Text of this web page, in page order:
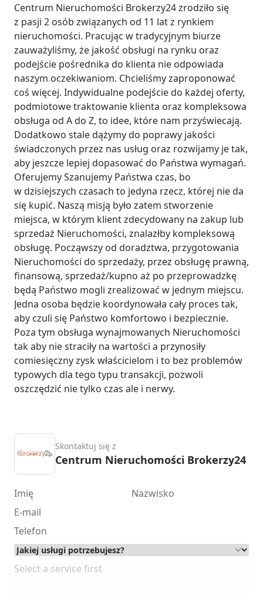
Centrum Nieruchomości Brokerzy24 zrodziło się
z pasji 2 osób związanych od 11 lat z rynkiem
nieruchomości. Pracując w tradycyjnym biurze
zauważyliśmy, że jakość obsługi na rynku oraz
podejście pośrednika do klienta nie odpowiada
naszym oczekiwaniom. Chcieliśmy zaproponować
coś więcej. Indywidualne podejście do każdej oferty,
podmiotowe traktowanie klienta oraz kompleksowa
obsługa od A do Z, to idee, które nam przyświecają.
Dodatkowo stale dążymy do poprawy jakości
świadczonych przez nas usług oraz rozwijamy je tak,
aby jeszcze lepiej dopasować do Państwa wymagań.
Oferujemy Szanujemy Państwa czas, bo
w dzisiejszych czasach to jedyna rzecz, której nie da
się kupić. Naszą misją było zatem stworzenie
miejsca, w którym klient zdecydowany na zakup lub
sprzedaż Nieruchomości, znalazłby kompleksową
obsługę. Począwszy od doradztwa, przygotowania
Nieruchomości do sprzedaży, przez obsługę prawną,
finansową, sprzedaż/kupno aż po przeprowadzkę
będą Państwo mogli zrealizować w jednym miejscu.
Jedna osoba będzie koordynowała cały proces tak,
aby czuli się Państwo komfortowo i bezpiecznie.
Poza tym obsługa wynajmowanych Nieruchomości
tak aby nie straciły na wartości a przynosiły
comiesięczny zysk właścicielom i to bez problemów
typowych dla tego typu transakcji, pozwoli
oszczędzić nie tylko czas ale i nerwy.
Skontaktuj się z
Centrum Nieruchomości Brokerzy24